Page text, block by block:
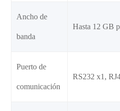
Ancho de
banda
Hasta 12 GB
Puerto de
comunicación
RS232 x1,